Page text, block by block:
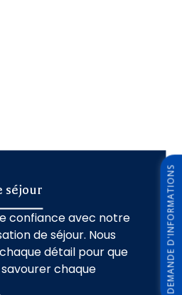
séjour
confiance avec notre
de séjour. Nous
détail pour que
savourer chaque
DEMANDE D'INFORMATIONS